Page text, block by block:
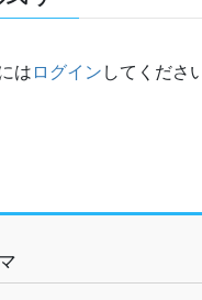
は ログイン してくださ